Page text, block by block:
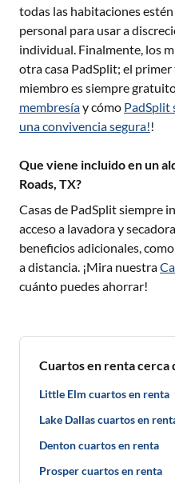
todas las habitaciones
personal para usar a
individual. Finalmente, los
otra casa PadSplit; el
miembro es siempre
membresíay cómo PadSplit
una convivencia segura!!
Que viene incluido en un
Roads, TX?
Casas de PadSplit siempre
acceso a lavadora y
beneficios adicionales,
a distancia. ¡Mira nuestra
cuánto puedes ahorrar!
Cuartos en renta cerca
Little Elm cuartos en renta
Lake Dallas cuartos en
Denton cuartos en renta
Prosper cuartos en renta